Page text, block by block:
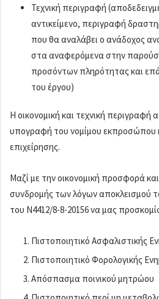
Τεχνική περιγραφή
αντικείμενο, περιγραφή
που θα αναλάβει ο ανάδοχος
στα αναφερόμενα στην
προσόντων πληρότητας και
του έργου)
Η οικονομική και τεχνική περιγραφή
υπογραφή του νομίμου εκπροσώπου
επιχείρησης.
Μαζί με την οικονομική προσφορά
συνδρομής των λόγων αποκλεισμού
του Ν4412/8-8-20156 να μας
Πιστοποιητικό Ασφαλιστικής
Πιστοποιητικό Φορολογικής
Απόσπασμα ποινικού μητρώου